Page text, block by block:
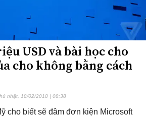
USD và bài học cho
cho không bằng cách
nhật, 18/02/2018 | 08:38
cho biết sẽ đâm đơn kiện Microsoft